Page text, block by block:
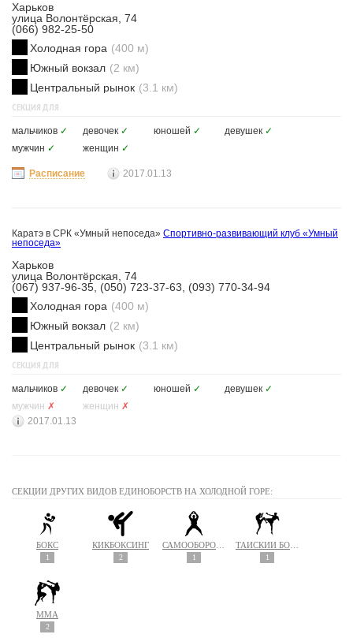
Харьков
улица Волонтёрская, 74
(066) 982-25-50
Холодная гора (400 м)
Южный вокзал (2 км)
Центральный рынок (3.1 км)
СЕКЦИЯ ДЛЯ
мальчиков ✓ девочек ✓ юношей ✓ девушек ✓
мужчин ✓ женщин ✓
Расписание 2017.01.13
Каратэ в СРК «Умный непоседа» Спортивно-развивающий клуб «Умный
непоседа»
Харьков
улица Волонтёрская, 74
(067) 937-96-35, (050) 723-37-63, (093) 770-34-94
Холодная гора (400 м)
Южный вокзал (2 км)
Центральный рынок (3.1 км)
СЕКЦИЯ ДЛЯ
мальчиков ✓ девочек ✓ юношей ✓ девушек ✓
мужчин ✗ женщин ✗
2017.01.13
СЕКЦИИ ДРУГИХ ВИДОВ ЕДИНОБОРСТВ НА ХОЛОДНОЙ ГОРЕ:
БОКС
1
КИКБОКСИНГ
2 1 1
MMA
2